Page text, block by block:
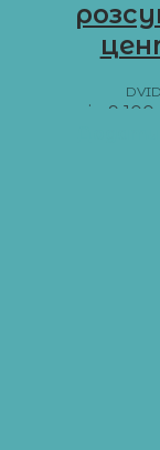
від 9 100